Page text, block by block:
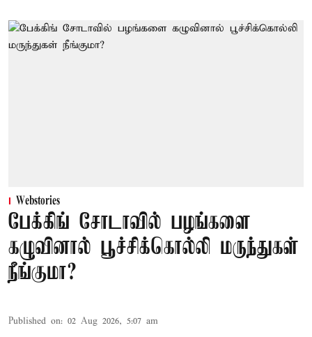
Webstories
பேக்கிங் சோடாவில் பழங்களை
கழுவினால் பூச்சிக்கொல்லி மருந்துகள்
நீங்குமா?
Published on: 02 Aug 2026, 5:07 am